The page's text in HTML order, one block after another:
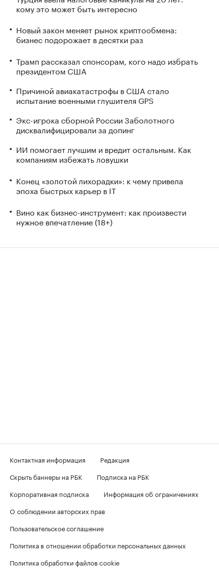
кому это может быть интересно
Новый закон меняет рынок криптообмена:
бизнес подорожает в десятки раз
Трамп рассказал спонсорам, кого надо избрать
президентом США
Причиной авиакатастрофы в США стало
испытание военными глушителя GPS
Экс-игрока сборной России Заболотного
дисквалифицировали за допинг
ИИ помогает лучшим и вредит остальным. Как
компаниям избежать ловушки
Конец «золотой лихорадки»: к чему привела
эпоха быстрых карьер в IT
Вино как бизнес-инструмент: как произвести
нужное впечатление (18+)
Контактная информация
Редакция
Скрыть баннеры на РБК
Подписка на РБК
Корпоративная подписка
Информация об ограничениях
О соблюдении авторских прав
Пользовательское соглашение
Политика в отношении обработки персональных данных
Политика обработки файлов cookie